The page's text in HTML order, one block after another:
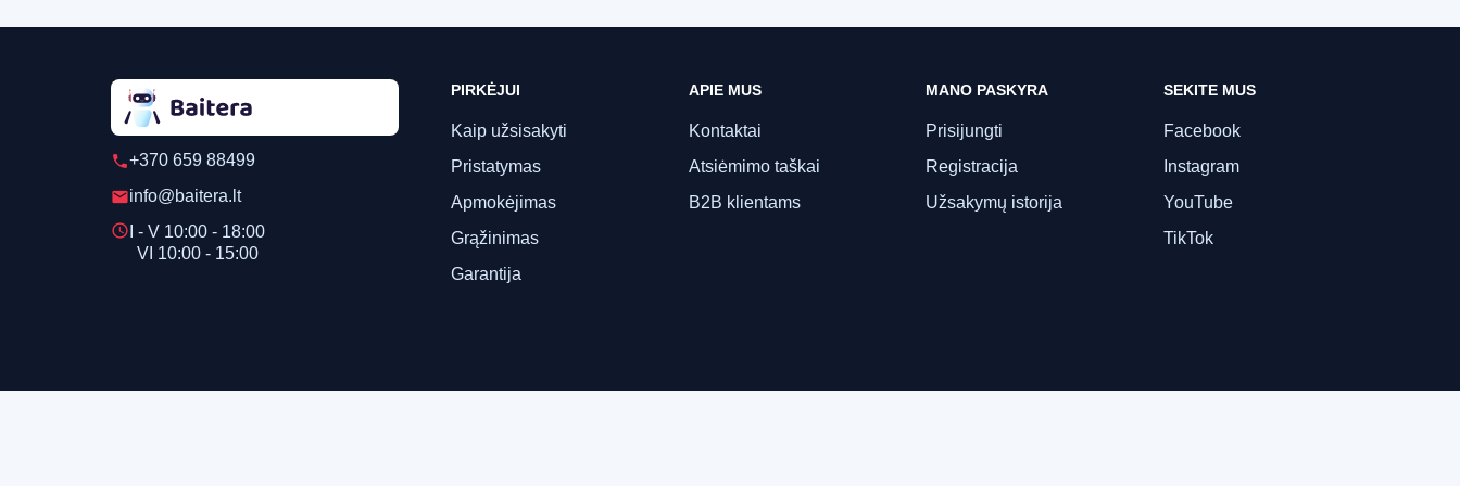
phone+370 659 88499
emailinfo@baitera.lt
schedule I - V 10:00 - 18:00
VI 10:00 - 15:00
PIRKĖJUI
Kaip užsisakyti
Pristatymas
Apmokėjimas
Grąžinimas
Garantija
APIE MUS
Kontaktai
Atsiėmimo taškai
B2B klientams
MANO PASKYRA
Prisijungti
Registracija
Užsakymų istorija
SEKITE MUS
Facebook
Instagram
YouTube
TikTok